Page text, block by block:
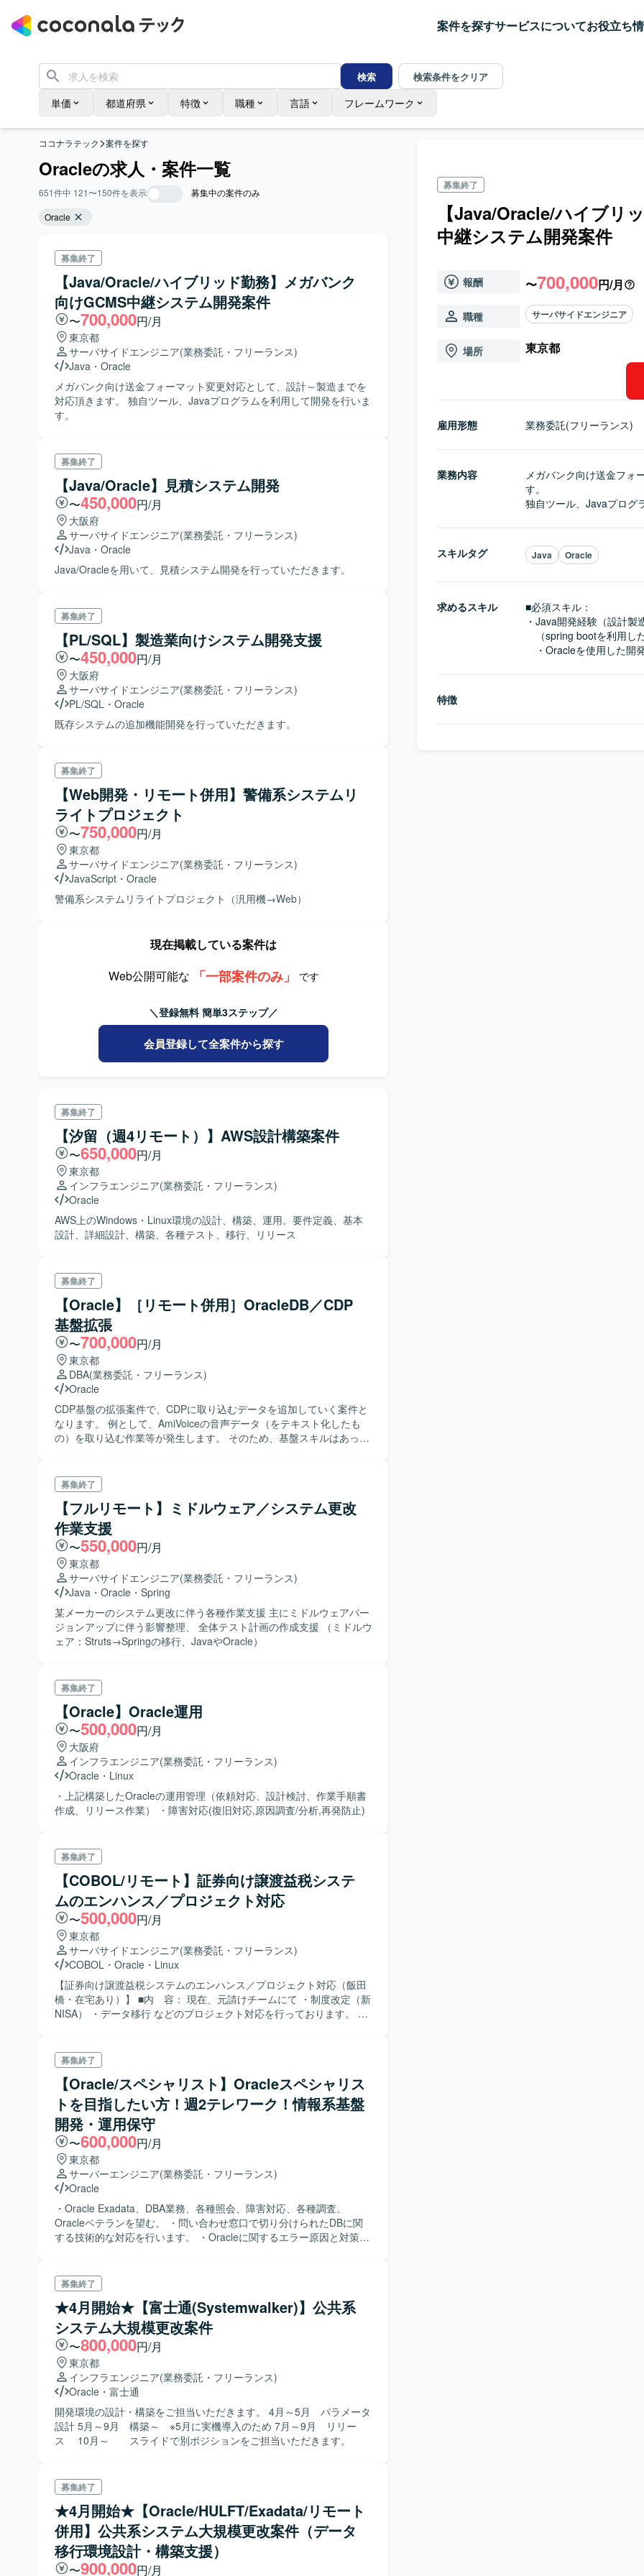
案件を探すサービスについてお役立ち
検索 検索条件をクリア
単価 都道府県 特徴 職種 言語 フレームワーク
ココナラテック>案件を探す
Oracleの求人・案件一覧
651件中 121〜150件を表示
募集中の案件のみ
Oracle
募集終了
【Java/Oracle/ハイブリッド勤務】メガバンク
向けGCMS中継システム開発案件
〜700,000円/月
東京都
サーバサイドエンジニア(業務委託・フリーランス)
Java ・ Oracle
メガバンク向け送金フォーマット変更対応として、設計～製造までを
対応頂きます。 独自ツール、Javaプログラムを利用して開発を行いま
す。
募集終了
【Java/Oracle】見積システム開発
〜450,000円/月
大阪府
サーバサイドエンジニア(業務委託・フリーランス)
Java ・ Oracle
Java/Oracleを用いて、見積システム開発を行っていただきます。
募集終了
【PL/SQL】製造業向けシステム開発支援
〜450,000円/月
大阪府
サーバサイドエンジニア(業務委託・フリーランス)
PL/SQL ・ Oracle
既存システムの追加機能開発を行っていただきます。
募集終了
【Web開発・リモート併用】警備系システムリ
ライトプロジェクト
〜750,000円/月
東京都
サーバサイドエンジニア(業務委託・フリーランス)
JavaScript ・ Oracle
警備系システムリライトプロジェクト（汎用機→Web）
現在掲載している案件は
Web公開可能な
「一部案件のみ」 です
＼登録無料 簡単3ステップ／
会員登録して全案件から探す
募集終了
【汐留（週4リモート）】AWS設計構築案件
〜650,000円/月
東京都
インフラエンジニア(業務委託・フリーランス)
Oracle
AWS上のWindows・Linux環境の設計、構築、運用。要件定義、基本
設計、詳細設計、構築、各種テスト、移行、リリース
募集終了
【Oracle】［リモート併用］OracleDB／CDP
基盤拡張
〜700,000円/月
東京都
DBA(業務委託・フリーランス)
Oracle
CDP基盤の拡張案件で、CDPに取り込むデータを追加していく案件と
なります。 例として、AmiVoiceの音声データ（をテキスト化したも
の）を取り込む作業等が発生します。 そのため、基盤スキルはあった
募集終了
【フルリモート】ミドルウェア／システム更改
作業支援
〜550,000円/月
東京都
サーバサイドエンジニア(業務委託・フリーランス)
Java ・ Oracle ・ Spring
某メーカーのシステム更改に伴う各種作業支援 主にミドルウェアバー
ジョンアップに伴う影響整理、 全体テスト計画の作成支援 （ミドルウ
ェア：Struts→Springの移行、JavaやOracle）
募集終了
【Oracle】Oracle運用
〜500,000円/月
大阪府
インフラエンジニア(業務委託・フリーランス)
Oracle ・ Linux
・上記構築したOracleの運用管理（依頼対応、設計検討、作業手順書
作成、リリース作業） ・障害対応(復旧対応,原因調査/分析,再発防止)
募集終了
【COBOL/リモート】証券向け譲渡益税システ
ムのエンハンス／プロジェクト対応
〜500,000円/月
東京都
サーバサイドエンジニア(業務委託・フリーランス)
COBOL ・ Oracle ・ Linux
【証券向け譲渡益税システムのエンハンス／プロジェクト対応（飯田
橋・在宅あり）】 ■内 容： 現在、元請けチームにて ・制度改定（新
NISA） ・データ移行 などのプロジェクト対応を行っております。 今
のプロジェクト配属となるかはご面談にて 適正判断させていただき
ます。 その後は、別プロジェクトの上流から 改めてご担当いただく予
定です。 【環境】 ・OS：Linux ・DB：Oracle ・言語他：PRO-
COBOL、SQL、Shell、JCL、千手、FFFTP、TeraTerm ■必須スキル
・基本設計（言語不問）のご経験 ・Oracle、SQL、Linuxのご経験 ■尚
可スキル ・Shell ・PRO-COBOL（調査で使用するため、読める程度
でＯＫ） ・証券業務知識（譲渡益税の知識であれば、大歓迎） ・ＮＩ
ＳＡ関連の知識
募集終了
【Oracle/スペシャリスト】Oracleスペシャリス
トを目指したい方！週2テレワーク！情報系基盤
開発・運用保守
〜600,000円/月
東京都
サーバーエンジニア(業務委託・フリーランス)
Oracle
・Oracle Exadata、DBA業務、各種照会、障害対応、各種調査。
Oracleベテランを望む。 ・問い合わせ窓口で切り分けられたDBに関
する技術的な対応を行います。 ・Oracleに関するエラー原因と対策の
募集終了
★4月開始★【富士通(Systemwalker)】公共系
システム大規模更改案件
〜800,000円/月
東京都
インフラエンジニア(業務委託・フリーランス)
Oracle ・ 富士通
開発環境の設計・構築をご担当いただきます。 4月～5月 パラメータ
設計 5月～9月 構築～ ※5月に実機導入のため 7月～9月 リリー
ス 10月～ スライドで別ポジションをご担当いただきます。
募集終了
★4月開始★【Oracle/HULFT/Exadata/リモート
併用】公共系システム大規模更改案件（データ
移行環境設計・構築支援）
〜900,000円/月
募集終了
【Java/Oracle/ハイブリ
中継システム開発案件
報酬 〜700,000円/月
職種 サーバサイドエンジニア
場所 東京都
雇用形態 業務委託(フリーランス)
業務内容
メガバンク向け送金フォ
す。
独自ツール、Javaプログ
スキルタグ Java Oracle
求めるスキル
■必須スキル：
・Java開発経験（設計製
（spring bootを利用し
・Oracleを使用した開
特徴